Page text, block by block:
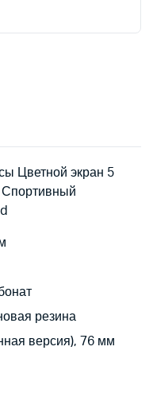
Цветной экран 5
резина
версия), 76 мм